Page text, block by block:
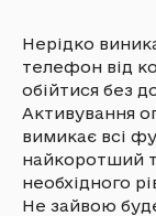
Нерідко
телефон від
обійтися без
Активування
вимикає всі
найкоротший
необхідного
Не зайвою